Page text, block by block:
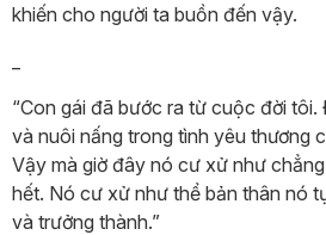
khiến cho người ta buồn đến vậy.
“Con gái đã bước ra từ cuộc đời
và nuôi nấng trong tình yêu thương
Vậy mà giờ đây nó cư xử như
hết. Nó cư xử như thể bản thân nó
và trưởng thành.”